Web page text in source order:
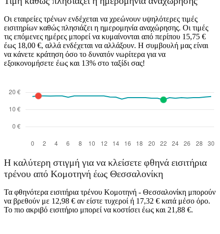
Komotini
Thessaloniki
Οι εταιρείες τρένων ενδέχεται να χρεώνουν υψηλότερες τιμές
εισιτηρίων καθώς πλησιάζει η ημερομηνία αναχώρησης. Οι τιμές
τις επόμενες ημέρες μπορεί να κυμαίνονται από περίπου 15,75 €
έως 18,00 €, αλλά ενδέχεται να αλλάξουν. Η συμβουλή μας είναι
να κάνετε κράτηση όσο το δυνατόν νωρίτερα για να
εξοικονομήσετε έως και 13% στο ταξίδι σας!
Η καλύτερη στιγμή για να κλείσετε φθηνά εισιτήρια
τρένου από Κομοτηνή έως Θεσσαλονίκη
Τα φθηνότερα εισιτήρια τρένου Κομοτηνή - Θεσσαλονίκη μπορούν
να βρεθούν με 12,98 € αν είστε τυχεροί ή 17,32 € κατά μέσο όρο.
Το πιο ακριβό εισιτήριο μπορεί να κοστίσει έως και 21,88 €.